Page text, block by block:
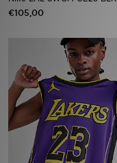
€105,00
Sports
Vind een winkel
Bestelling traceren
Mijn JD